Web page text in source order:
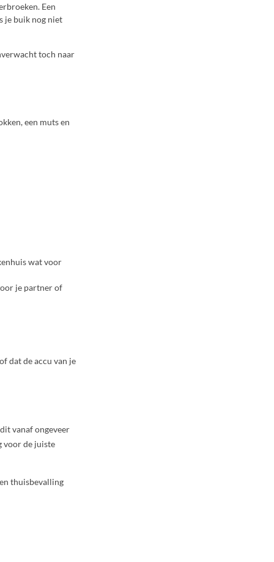
Een
je buik nog niet
toch naar
een muts en
wat voor
je partner of
dat de accu van je
vanaf ongeveer
voor de juiste
thuisbevalling